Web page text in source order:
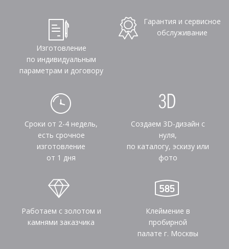
Изготовление
по индивидуальным
параметрам и договору
Гарантия и сервисное
обслуживание
Сроки от 2-4 недель,
есть срочное
изготовление
от 1 дня
Создаем 3D-дизайн с
нуля,
по каталогу, эскизу или
фото
Работаем с золотом и
камнями заказчика
Клеймение в
пробирной
палате г. Москвы